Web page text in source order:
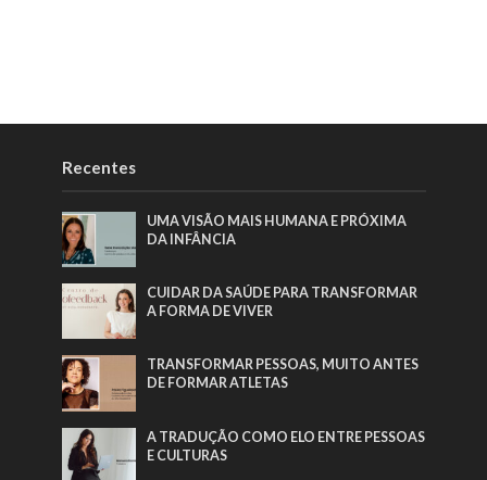
Recentes
UMA VISÃO MAIS HUMANA E PRÓXIMA
DA INFÂNCIA
CUIDAR DA SAÚDE PARA TRANSFORMAR
A FORMA DE VIVER
TRANSFORMAR PESSOAS, MUITO ANTES
DE FORMAR ATLETAS
A TRADUÇÃO COMO ELO ENTRE PESSOAS
E CULTURAS